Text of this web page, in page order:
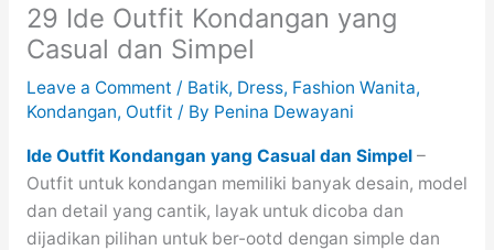
29 Ide Outfit Kondangan yang
Casual dan Simpel
Leave a Comment / Batik, Dress, Fashion Wanita,
Kondangan, Outfit / By Penina Dewayani
Ide Outfit Kondangan yang Casual dan Simpel–
Outfit untuk kondangan memiliki banyak desain, model
dan detail yang cantik, layak untuk dicoba dan
dijadikan pilihan untuk ber-ootd dengan simple dan